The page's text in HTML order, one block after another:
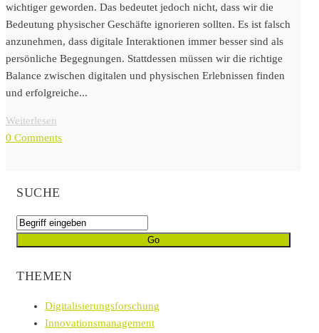
wichtiger geworden. Das bedeutet jedoch nicht, dass wir die
Bedeutung physischer Geschäfte ignorieren sollten. Es ist falsch
anzunehmen, dass digitale Interaktionen immer besser sind als
persönliche Begegnungen. Stattdessen müssen wir die richtige
Balance zwischen digitalen und physischen Erlebnissen finden
und erfolgreiche...
Weiterlesen
0 Comments
SUCHE
THEMEN
Digitalisierungsforschung
Innovationsmanagement